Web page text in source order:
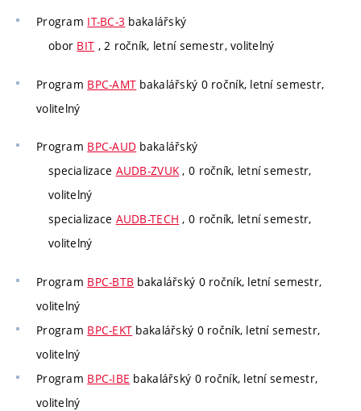
Program IT-BC-3 bakalářský
obor BIT , 2 ročník, letní semestr, volitelný
Program BPC-AMT bakalářský 0 ročník, letní semestr,
volitelný
Program BPC-AUD bakalářský
specializace AUDB-ZVUK, 0 ročník, letní semestr,
volitelný
specializace AUDB-TECH , 0 ročník, letní semestr,
volitelný
Program BPC-BTB bakalářský 0 ročník, letní semestr,
volitelný
Program BPC-EKT bakalářský 0 ročník, letní semestr,
volitelný
Program BPC-IBE bakalářský 0 ročník, letní semestr,
volitelný